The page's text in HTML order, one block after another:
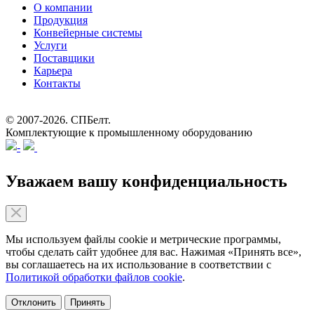
О компании
Продукция
Конвейерные системы
Услуги
Поставщики
Карьера
Контакты
© 2007-2026. СПБелт.
Комплектующие к промышленному оборудованию
Уважаем вашу конфиденциальность
Мы используем файлы cookie и метрические программы,
чтобы сделать сайт удобнее для вас. Нажимая «Принять все»,
вы соглашаетесь на их использование в соответствии с
Политикой обработки файлов cookie.
Отклонить Принять